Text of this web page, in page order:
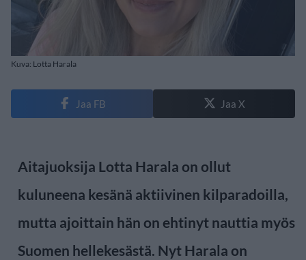
Kuva: Lotta Harala
Jaa FB Jaa X
Aitajuoksija Lotta Harala on ollut
kuluneena kesänä aktiivinen kilparadoilla,
mutta ajoittain hän on ehtinyt nauttia myös
Suomen hellekesästä. Nyt Harala on